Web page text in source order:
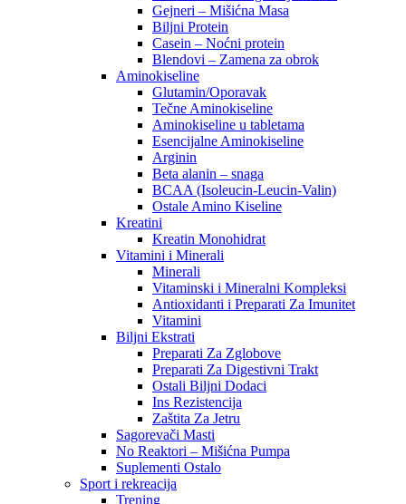
Gejneri – Mišićna Masa
Biljni Protein
Casein – Noćni protein
Blendovi – Zamena za obrok
Aminokiseline
Glutamin/Oporavak
Tečne Aminokiseline
Aminokiseline u tabletama
Esencijalne Aminokiseline
Arginin
Beta alanin – snaga
BCAA (Isoleucin-Leucin-Valin)
Ostale Amino Kiseline
Kreatini
Kreatin Monohidrat
Vitamini i Minerali
Minerali
Vitaminski i Mineralni Kompleksi
Antioxidanti i Preparati Za Imunitet
Vitamini
Biljni Ekstrati
Preparati Za Zglobove
Preparati Za Digestivni Trakt
Ostali Biljni Dodaci
Ins Rezistencija
Zaštita Za Jetru
Sagorevači Masti
No Reaktori – Mišićna Pumpa
Suplementi Ostalo
Sport i rekreacija
Trening